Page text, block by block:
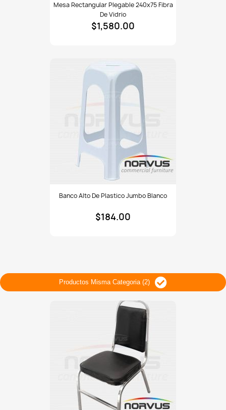
rectangular
Mesa Rectangular Plegable 240x75 Fibra
De Vidrio
$1,580.00
altoBanco Alto De Plastico Jumbo Blanco
$184.00
Productos Misma Categoria (2)